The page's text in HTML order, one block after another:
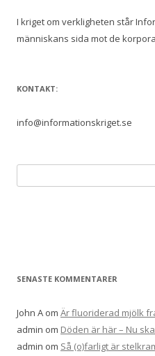
I kriget om verkligheten står
människans sida mot de
KONTAKT:
info@informationskriget.se
efter:
SENASTE KOMMENTARER
John A om Är fluoriderad mjölk
admin om Döden är här – Nu
admin om Så (o)farligt är